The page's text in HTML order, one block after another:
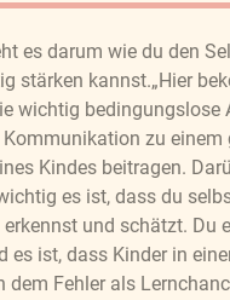
es darum wie du den
stärken kannst.„Hier
wichtig bedingungslose
zu einem
Kindes beitragen.
es ist, dass du
erkennst und schätzt. Du
es ist, dass Kinder in
dem Fehler als